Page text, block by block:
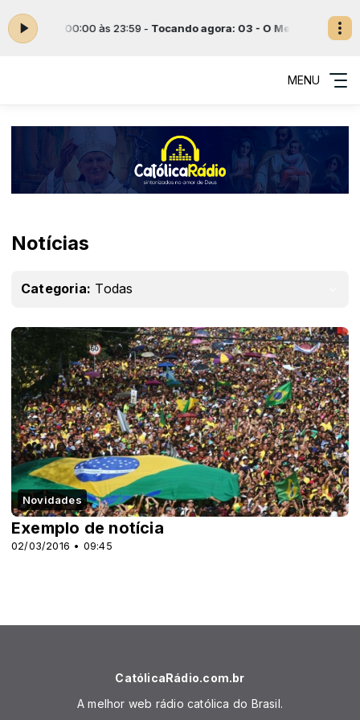
das 00:00 às 23:59 - Tocando agora: 03 - O Meio E O Fim
MENU
Notícias
Categoria: Todas
Novidades
02/03/2016 • 09:45
Exemplo de notícia
CatólicaRádio.com.br
A melhor web rádio católica do Brasil.